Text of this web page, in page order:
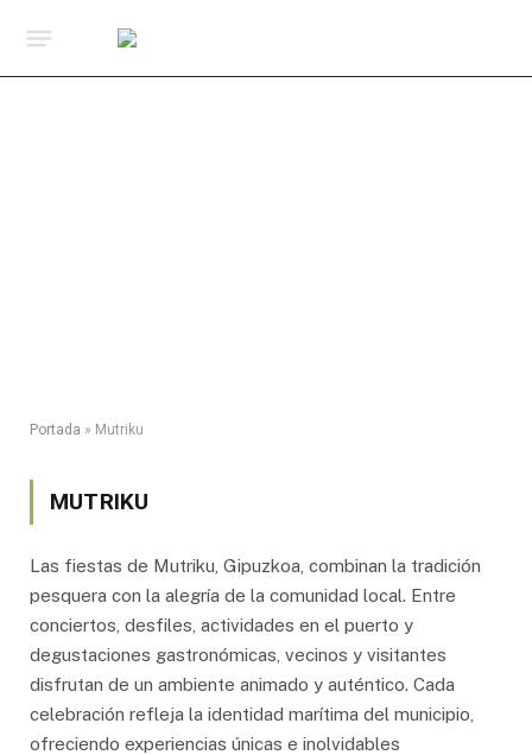
Portada » Mutriku
MUTRIKU
Las fiestas de Mutriku, Gipuzkoa, combinan la tradición
pesquera con la alegría de la comunidad local. Entre
conciertos, desfiles, actividades en el puerto y
degustaciones gastronómicas, vecinos y visitantes
disfrutan de un ambiente animado y auténtico. Cada
celebración refleja la identidad marítima del municipio,
ofreciendo experiencias únicas e inolvidables